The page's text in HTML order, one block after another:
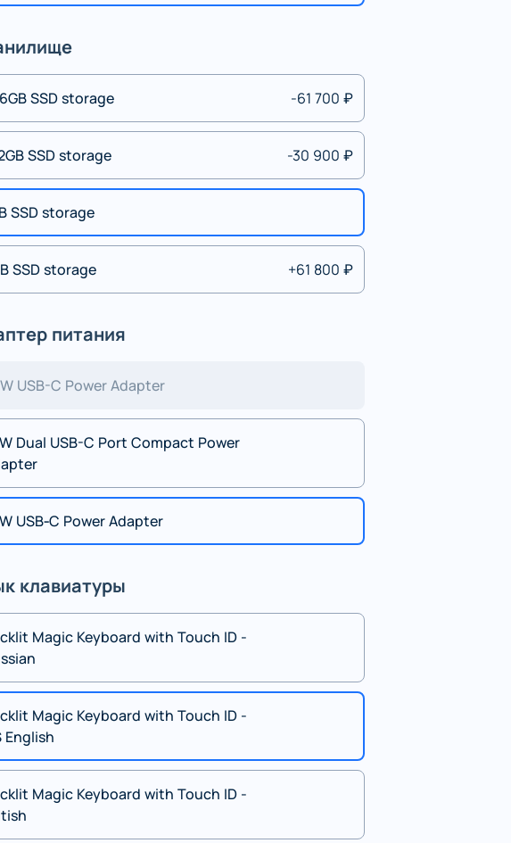
SSD storage -61 700 ₽
SSD storage -30 900 ₽
SSD storage
SSD storage +61 800 ₽
питания
USB-C Power Adapter
Dual USB-C Port Compact Power
USB‑C Power Adapter
клавиатуры
Magic Keyboard with Touch ID -
Magic Keyboard with Touch ID -
English
Magic Keyboard with Touch ID -